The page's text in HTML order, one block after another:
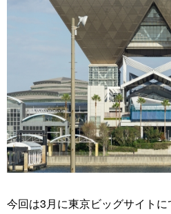
今回は3月に東京ビッグサイト